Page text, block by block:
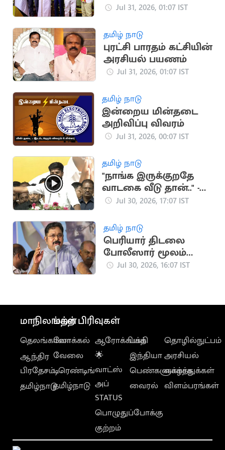
தவிக்கும் மாஜி
Jul 31, 2026, 01:07 IST
தமிழ் நாடு
புரட்சி பாரதம் கட்சியின்
அரசியல் பயணம்
Jul 31, 2026, 01:07 IST
தமிழ் நாடு
இன்றைய மின்தடை
அறிவிப்பு விவரம்
Jul 31, 2026, 00:07 IST
தமிழ் நாடு
"நாங்க இருக்குறதே
வாடகை வீடு தான்.." -
அமைச்சர் ரமேஷ்
Jul 30, 2026, 17:07 IST
தமிழ் நாடு
பெரியார் திடலை
போலீஸார் மூலம்
முடக்குவதா? - டிடிவி
Jul 30, 2026, 16:07 IST
மாநிலங்கள்
தெலங்கானா
ஆந்திர
பிரதேசம்
தமிழ்நாடு
மற்ற பிரிவுகள்
லோக்கல்
வேலை
டிரெண்டிங்
தமிழ்நாடு
ஆரோக்கியம்
🌟
வாட்ஸ்
அப்
STATUS
பொழுதுப்போக்கு
குற்றம்
பக்தி
இந்தியா
பெண்களுக்காக
வைரல்
தொழில்நுட்பம்
அரசியல்
வாழ்த்துக்கள்
விளம்பரங்கள்